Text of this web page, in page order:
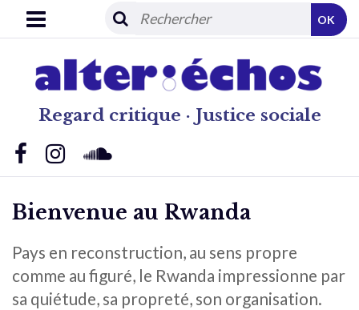
Regard critique · Justice sociale
OK
Bienvenue au Rwanda
Pays en reconstruction, au sens propre
comme au figuré, le Rwanda impressionne par
sa quiétude, sa propreté, son organisation.